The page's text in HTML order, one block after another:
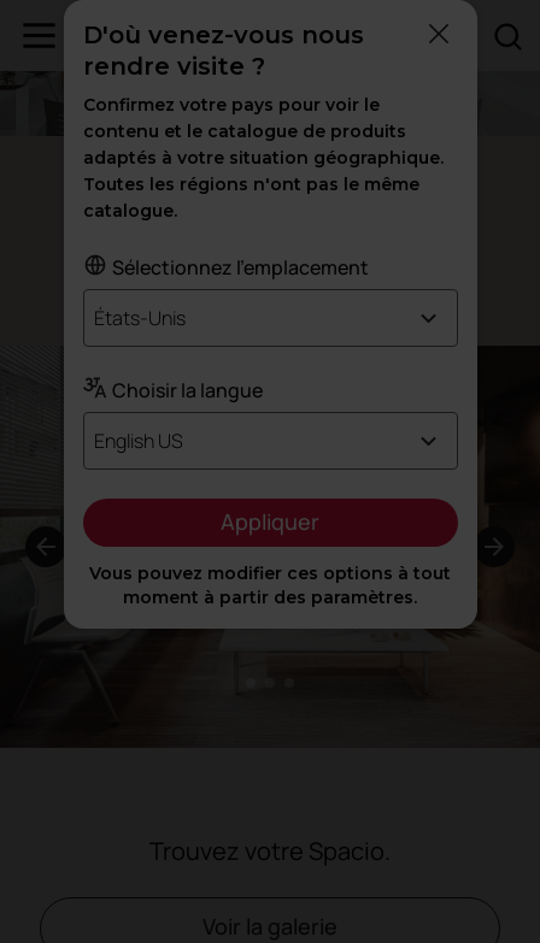
Banquettes Spacio
Trouvez votre Spacio.
Voir la galerie
D'où venez-vous nous
rendre visite ?
Confirmez votre pays pour voir le
contenu et le catalogue de produits
adaptés à votre situation géographique.
Toutes les régions n'ont pas le même
catalogue.
Sélectionnez l'emplacement
États-Unis
Choisir la langue
English US
Appliquer
Vous pouvez modifier ces options à tout
moment à partir des paramètres.